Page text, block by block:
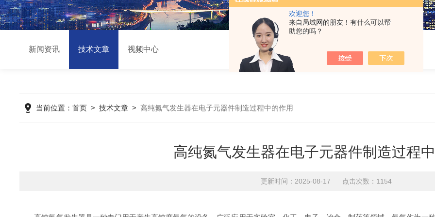
欢迎您！
来自局域网的朋友！有什么可以帮
助您的吗？
新闻资讯 技术文章 视频中心
当前位置：首页 >技术文章 >高纯氮气发生器在电子元器件制造过程中的作用
高纯氮气发生器在电子元器件制造过程
更新时间：2025-08-17 点击次数：1154